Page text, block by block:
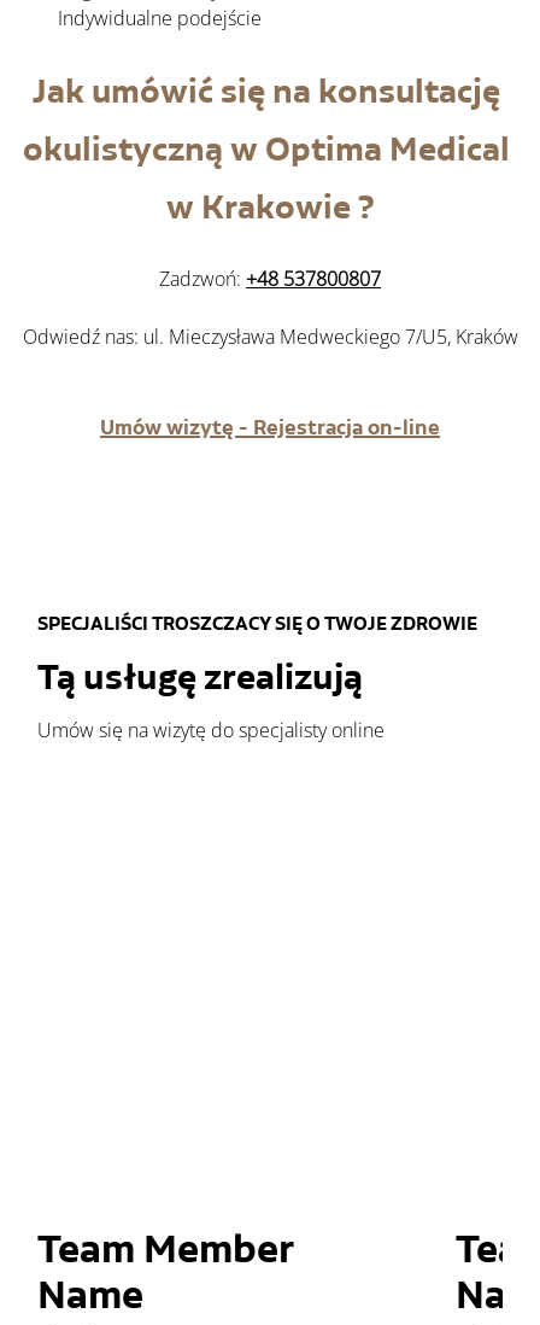
Indywidualne podejście
Jak umówić się na konsultację
okulistyczną w Optima Medical
w Krakowie ?
Zadzwoń: +48 537800807
Odwiedź nas: ul. Mieczysława Medweckiego 7/U5, Kraków
Umów wizytę - Rejestracja on-line
SPECJALIŚCI TROSZCZACY SIĘ O TWOJE ZDROWIE
Tą usługę zrealizują
Umów się na wizytę do specjalisty online
Team Member
Name